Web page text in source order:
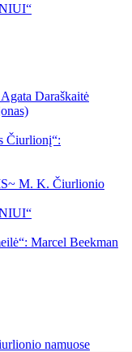
Daraškaitė
Čiurlionį“:
M. K. Čiurlionio
Marcel Beekman
namuose